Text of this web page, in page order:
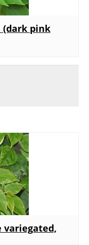
(dark pink
variegated,